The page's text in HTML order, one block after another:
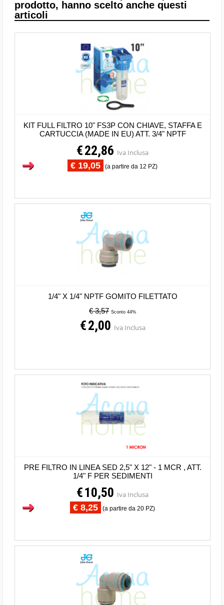
prodotto, hanno scelto anche questi
articoli
KIT FULL FILTRO 10" FS3P CON CHIAVE, STAFFA E
CARTUCCIA (MADE IN EU) ATT. 3/4" NPTF
€22,86 Iva Inclusa
€ 19,05 (a partire da 12 PZ)
1/4" X 1/4" NPTF GOMITO FILETTATO
€ 3,57 Sconto 44%
€2,00 Iva Inclusa
PRE FILTRO IN LINEA SED 2,5" X 12" - 1 MCR , ATT.
1/4" F PER SEDIMENTI
€10,50 Iva Inclusa
€ 8,25 (a partire da 20 PZ)